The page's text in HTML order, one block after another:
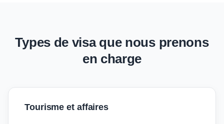
Types de visa que nous prenons
en charge
Tourisme et affaires